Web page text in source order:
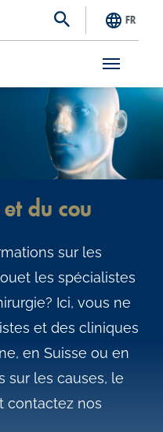
FR
du cou
sur les
les spécialistes
Ici, vous ne
et des cliniques
en Suisse ou en
sur les causes, le
contactez nos